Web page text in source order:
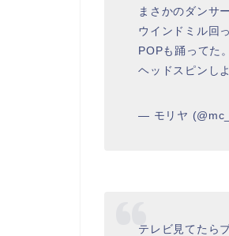
まさかのダンサ
ウインドミル回
POPも踊ってた。
ヘッドスピンし
— モリヤ
テレビ見てたら